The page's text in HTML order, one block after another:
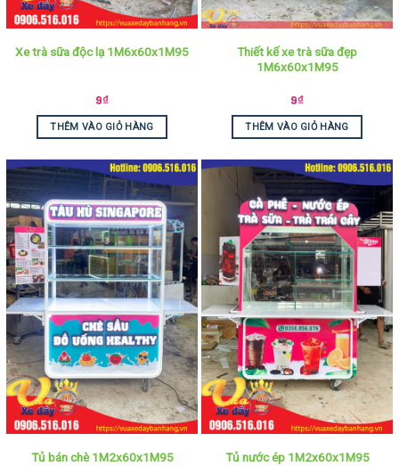
Xe trà sữa độc lạ 1M6x60x1M95
9₫
THÊM VÀO GIỎ HÀNG
Thiết kế xe trà sữa đẹp
1M6x60x1M95
9₫
THÊM VÀO GIỎ HÀNG
Tủ bán chè 1M2x60x1M95 Tủ nước ép 1M2x60x1M95